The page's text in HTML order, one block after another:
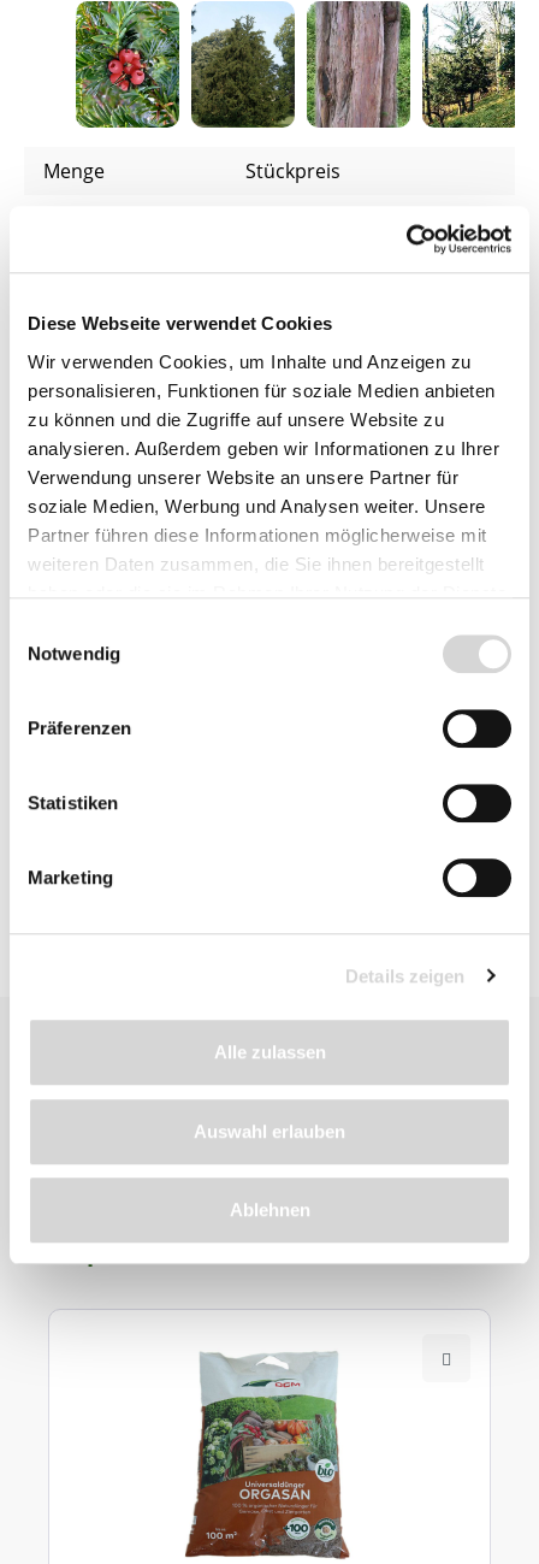
Diese Webseite verwendet Cookies
Wir verwenden Cookies, um Inhalte und Anzeigen zu
personalisieren, Funktionen für soziale Medien anbieten
zu können und die Zugriffe auf unsere Website zu
analysieren. Außerdem geben wir Informationen zu Ihrer
Verwendung unserer Website an unsere Partner für
soziale Medien, Werbung und Analysen weiter. Unsere
Partner führen diese Informationen möglicherweise mit
weiteren Daten zusammen, die Sie ihnen bereitgestellt
Notwendig
Präferenzen
Statistiken
Marketing
Details zeigen
Alle zulassen
Auswahl erlauben
Ablehnen
Menge Stückpreis
ab25 2,89 €*
ab200 2,79 €*
ab 500 2,69 €*
zzgl. Versandkosten
Lieferzeit: 4 - 8 Werktage
Produkt Anzahl: Gib den gewünschten
Vorbestellen
Beschreibung
Zu diesem
empfehlen wir